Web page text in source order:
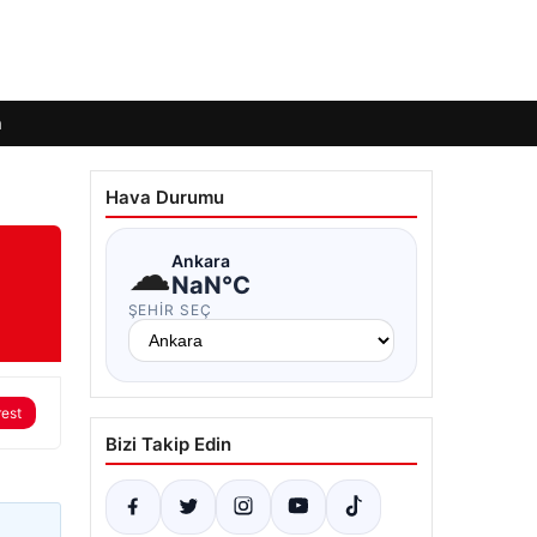
Hava Durumu
☁Ankara
NaN°C
ŞEHIR SEÇ
Bizi Takip Edin